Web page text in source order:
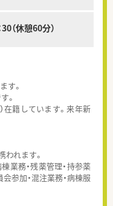
（休憩60分）
す。
。
在籍しています。来年新
れます。
業務・残薬管理・持参薬
参加・混注業務・病棟服